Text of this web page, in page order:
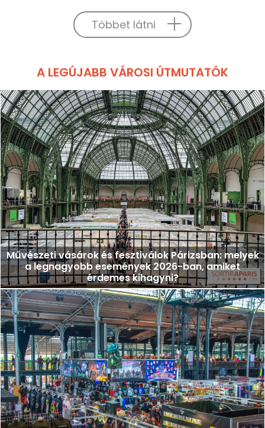
Többet látni
A LEGÚJABB VÁROSI ÚTMUTATÓK
Művészeti vásárok és fesztiválok Párizsban: melyek
a legnagyobb események 2026-ban, amiket
érdemes kihagyni?